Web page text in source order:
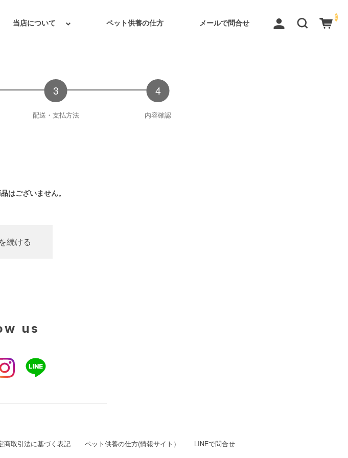
当店について ペット供養の仕方 メールで問合せ
0
配送・支払方法 内容確認
はございません。
us
商取引法に基づく表記 ペット供養の仕方(情報サイト） LINEで問合せ